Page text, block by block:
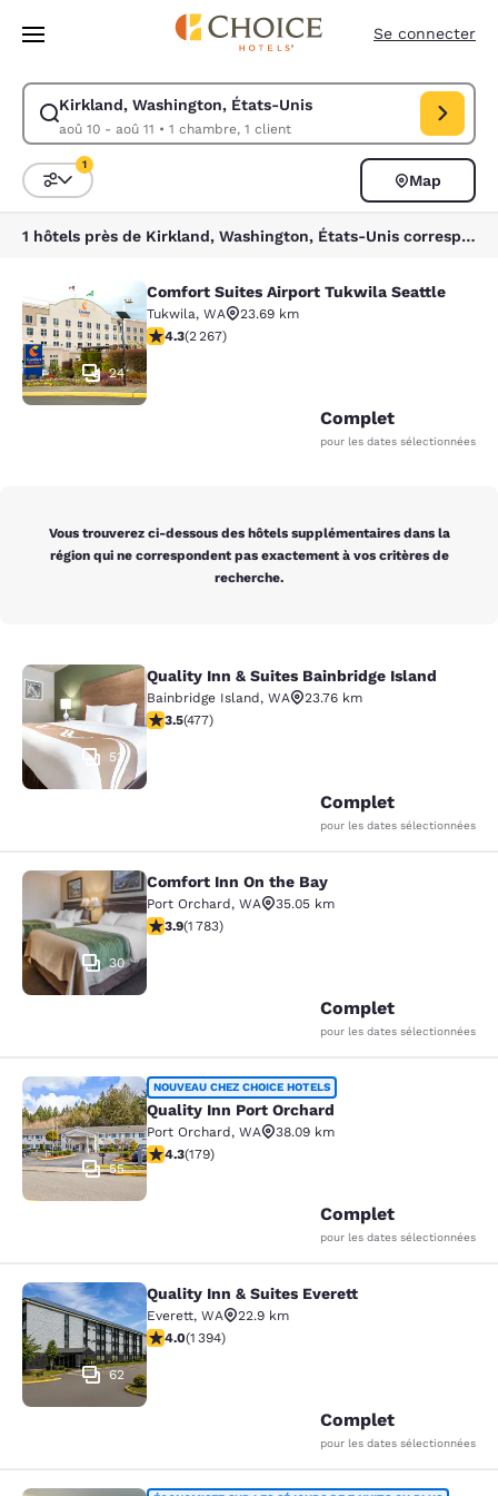
Sauter à Contenu Principal
Se connecter
Kirkland, Washington, États-Unis
aoû 10 - aoû 11 • 1 chambre, 1 client
Modifier la recherche pour Kirkland, Washington, États-Unis. Date
Triez et filtrez
1
Map
1 hôtels près de Kirkland, Washington, États-Unis correspondent à vos filtres
Comfort Suites Airport Tukwila
24
Comfort Suites Airport Tukwila Seattle
Tukwila, WA
23.69 km
4.3 étoiles. Excellent. 2267 commentaires
4.3(2 267)
Complet
pour les dates sélectionnées
Vous trouverez ci-dessous des hôtels supplémentaires dans la
région qui ne correspondent pas exactement à vos critères de
recherche.
Quality Inn & Suites Bainbridge
53
Quality Inn & Suites Bainbridge Island
Bainbridge Island, WA
23.76 km
3.54 étoiles. Bien. 477 commentaires
3.5(477)
Complet
pour les dates sélectionnées
Comfort Inn On the Bay
30
Comfort Inn On the Bay
Port Orchard, WA
35.05 km
3.94 étoiles. Bien. 1783 commentaires
3.9(1 783)
Complet
pour les dates sélectionnées
Quality Inn Port Orchard
55
NOUVEAU CHEZ CHOICE HOTELS
Quality Inn Port Orchard
Port Orchard, WA
38.09 km
4.27 étoiles. Excellent. 179 commentaires
4.3(179)
Complet
pour les dates sélectionnées
Quality Inn & Suites Everett
62
Quality Inn & Suites Everett
Everett, WA
22.9 km
3.99 étoiles. Bien. 1394 commentaires
4.0(1 394)
Complet
pour les dates sélectionnées